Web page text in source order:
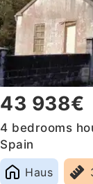
43 938€
4 bedrooms
Spain
Haus